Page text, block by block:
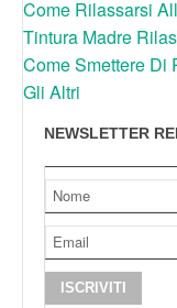
Come Rilassarsi
Tintura Madre
Come Smettere Di
Gli Altri
NEWSLETTER